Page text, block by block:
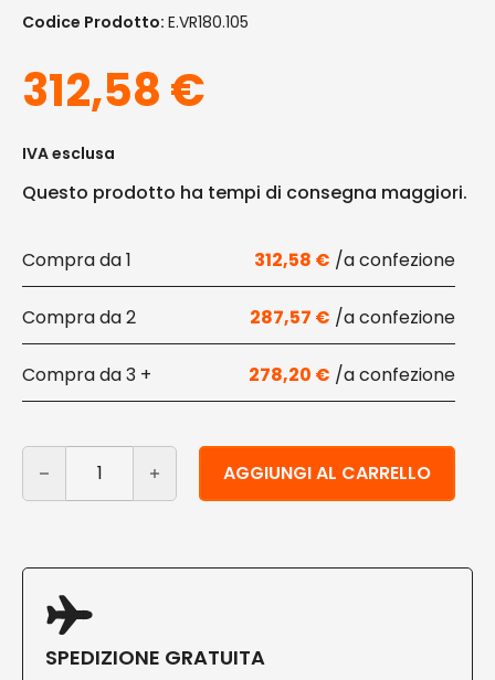
Codice Prodotto: E.VR180.105
312,58€
IVA esclusa
Questo prodotto ha tempi di consegna maggiori.
1 312,58 €
2 287,57 €
3 + 278,20 €
Vassoietto di legno eco-friendly 18x10,5 cm 500 pz
AGGIUNGI AL CARRELLO
Alternative:
SPEDIZIONE GRATUITA